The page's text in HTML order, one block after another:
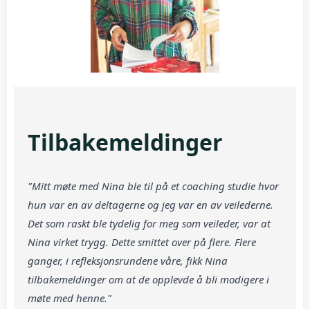
Tilbakemeldinger
"Mitt møte med Nina ble til på et coaching studie hvor
hun var en av deltagerne og jeg var en av veilederne.
Det som raskt ble tydelig for meg som veileder, var at
Nina virket trygg. Dette smittet over på flere. Flere
ganger, i refleksjonsrundene våre, fikk Nina
tilbakemeldinger om at de opplevde å bli modigere i
møte med henne."